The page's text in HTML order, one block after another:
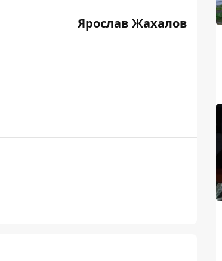
Ярослав Жахалов